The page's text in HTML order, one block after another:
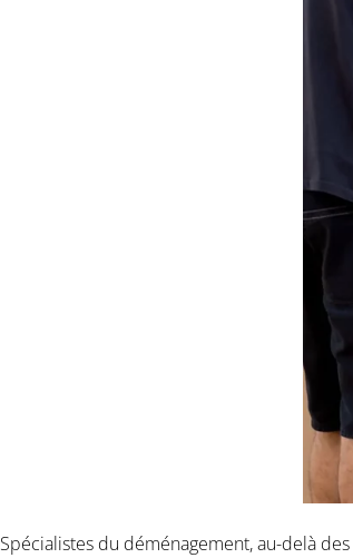
Spécialistes du déménagement, au-delà